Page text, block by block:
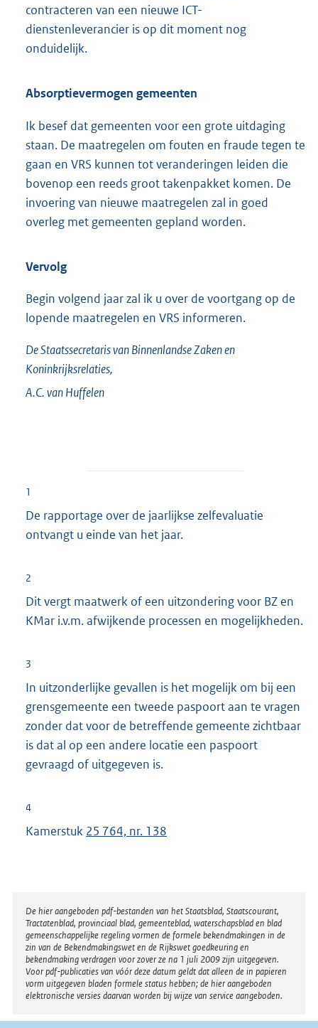
contracteren van een nieuwe ICT-
dienstenleverancier is op dit moment nog
onduidelijk.
Absorptievermogen gemeenten
Ik besef dat gemeenten voor een grote uitdaging
staan. De maatregelen om fouten en fraude tegen te
gaan en VRS kunnen tot veranderingen leiden die
bovenop een reeds groot takenpakket komen. De
invoering van nieuwe maatregelen zal in goed
overleg met gemeenten gepland worden.
Vervolg
Begin volgend jaar zal ik u over de voortgang op de
lopende maatregelen en VRS informeren.
De Staatssecretaris van Binnenlandse Zaken en
Koninkrijksrelaties,
A.C. vanHuffelen
1
De rapportage over de jaarlijkse zelfevaluatie
ontvangt u einde van het jaar.
2
Dit vergt maatwerk of een uitzondering voor BZ en
KMar i.v.m. afwijkende processen en mogelijkheden.
3
In uitzonderlijke gevallen is het mogelijk om bij een
grensgemeente een tweede paspoort aan te vragen
zonder dat voor de betreffende gemeente zichtbaar
is dat al op een andere locatie een paspoort
gevraagd of uitgegeven is.
4
Kamerstuk 25 764, nr. 138
Disclaimer
De hier aangeboden pdf-bestanden van het Staatsblad, Staatscourant,
Tractatenblad, provinciaal blad, gemeenteblad, waterschapsblad en blad
gemeenschappelijke regeling vormen de formele bekendmakingen in de
zin van de Bekendmakingswet en de Rijkswet goedkeuring en
bekendmaking verdragen voor zover ze na 1 juli 2009 zijn uitgegeven.
Voor pdf-publicaties van vóór deze datum geldt dat alleen de in papieren
vorm uitgegeven bladen formele status hebben; de hier aangeboden
elektronische versies daarvan worden bij wijze van service aangeboden.